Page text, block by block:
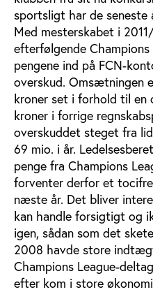
sportsligt har de
Med mesterskabet i
efterfølgende
pengene ind på FCN-
overskud. Omsætningen
kroner set i forhold til en
kroner i forrige
overskuddet steget fra
69 mio. i år.
penge fra Champions
forventer derfor et
næste år. Det bliver
kan handle forsigtigt og
igen, sådan som det
2008 havde store
Champions League-
efter kom i store